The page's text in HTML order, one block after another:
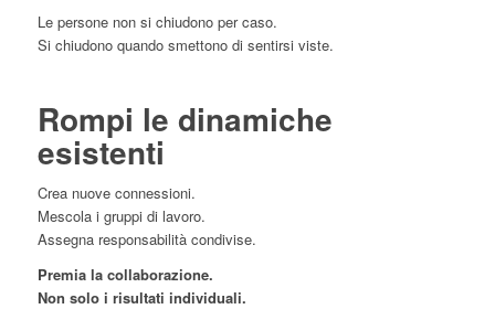
Le persone non si chiudono per caso.
Si chiudono quando smettono di sentirsi viste.
Rompi le dinamiche
esistenti
Crea nuove connessioni.
Mescola i gruppi di lavoro.
Assegna responsabilità condivise.
Premia la collaborazione.
Non solo i risultati individuali.